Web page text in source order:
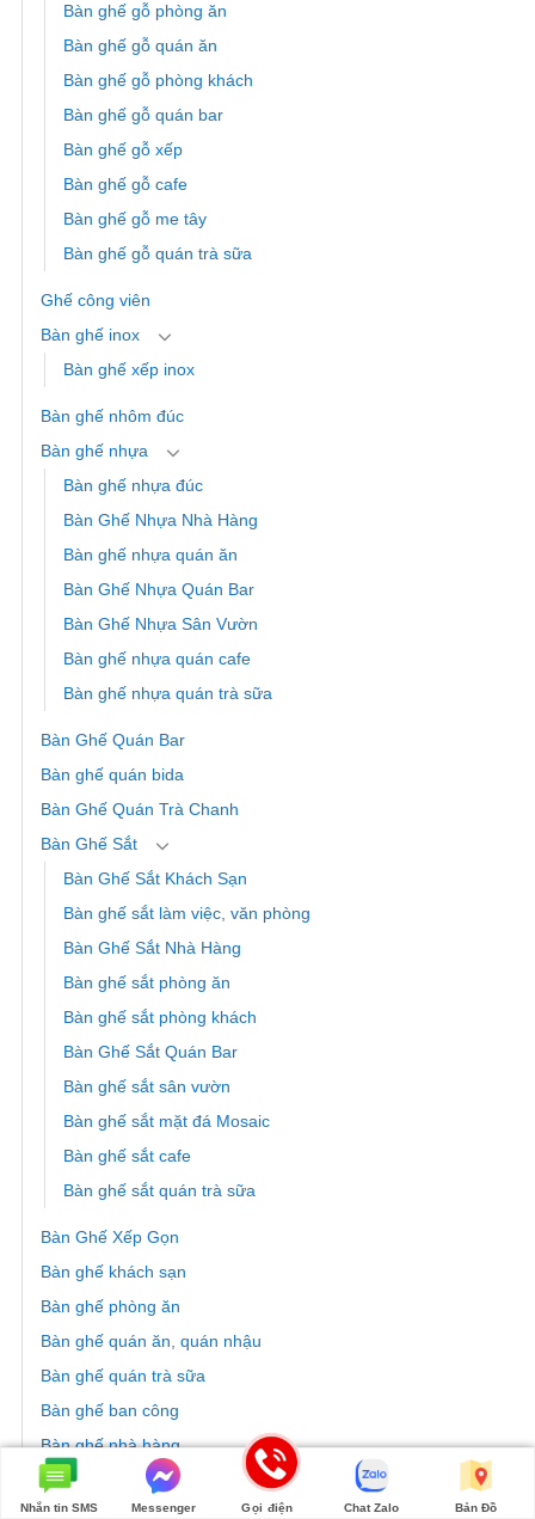
Bàn ghế gỗ phòng ăn
Bàn ghế gỗ quán ăn
Bàn ghế gỗ phòng khách
Bàn ghế gỗ quán bar
Bàn ghế gỗ xếp
Bàn ghế gỗ cafe
Bàn ghế gỗ me tây
Bàn ghế gỗ quán trà sữa
Ghế công viên
Bàn ghế inox
Bàn ghế xếp inox
Bàn ghế nhôm đúc
Bàn ghế nhựa
Bàn ghế nhựa đúc
Bàn Ghế Nhựa Nhà Hàng
Bàn ghế nhựa quán ăn
Bàn Ghế Nhựa Quán Bar
Bàn Ghế Nhựa Sân Vườn
Bàn ghế nhựa quán cafe
Bàn ghế nhựa quán trà sữa
Bàn Ghế Quán Bar
Bàn ghế quán bida
Bàn Ghế Quán Trà Chanh
Bàn Ghế Sắt
Bàn Ghế Sắt Khách Sạn
Bàn ghế sắt làm việc, văn phòng
Bàn Ghế Sắt Nhà Hàng
Bàn ghế sắt phòng ăn
Bàn ghế sắt phòng khách
Bàn Ghế Sắt Quán Bar
Bàn ghế sắt sân vườn
Bàn ghế sắt mặt đá Mosaic
Bàn ghế sắt cafe
Bàn ghế sắt quán trà sữa
Bàn Ghế Xếp Gọn
Bàn ghế khách sạn
Bàn ghế phòng ăn
Bàn ghế quán ăn, quán nhậu
Bàn ghế quán trà sữa
Bàn ghế ban công
Bàn ghế nhà hàng
Bàn Ghế Nhựa Giả Mây
Bàn ghế mây nhựa quán bar
Bản Đồ
Chat Zalo
Gọi điện
Messenger
Nhắn tin SMS